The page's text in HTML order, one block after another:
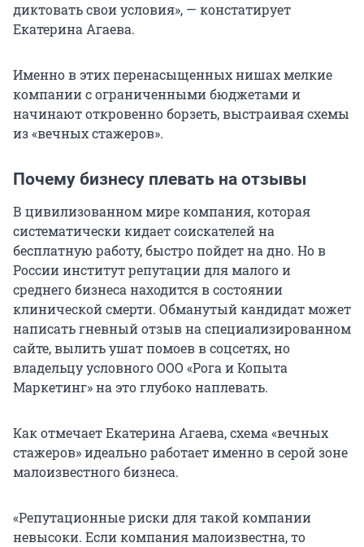
диктовать свои условия», — констатирует
Екатерина Агаева.
Именно в этих перенасыщенных нишах мелкие
компании с ограниченными бюджетами и
начинают откровенно борзеть, выстраивая схемы
из «вечных стажеров».
Почему бизнесу плевать на отзывы
В цивилизованном мире компания, которая
систематически кидает соискателей на
бесплатную работу, быстро пойдет на дно. Но в
России институт репутации для малого и
среднего бизнеса находится в состоянии
клинической смерти. Обманутый кандидат может
написать гневный отзыв на специализированном
сайте, вылить ушат помоев в соцсетях, но
владельцу условного ООО «Рога и Копыта
Маркетинг» на это глубоко наплевать.
Как отмечает Екатерина Агаева, схема «вечных
стажеров» идеально работает именно в серой зоне
малоизвестного бизнеса.
«Репутационные риски для такой компании
невысоки. Если компания малоизвестна, то